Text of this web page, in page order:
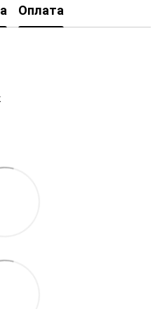
Оплата